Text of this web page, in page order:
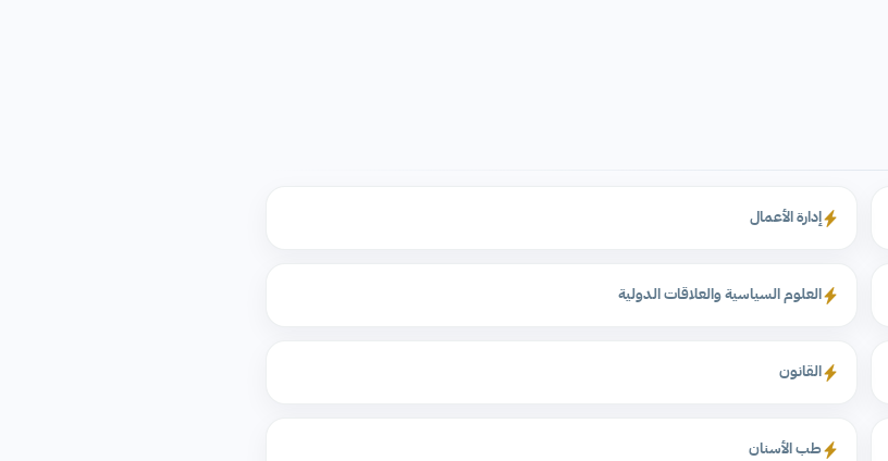
إدارة الأعمال
العلوم السياسية والعلاقات الدولية
القانون
طب الأسنان